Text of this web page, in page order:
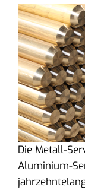
Die Metall-
Aluminium-